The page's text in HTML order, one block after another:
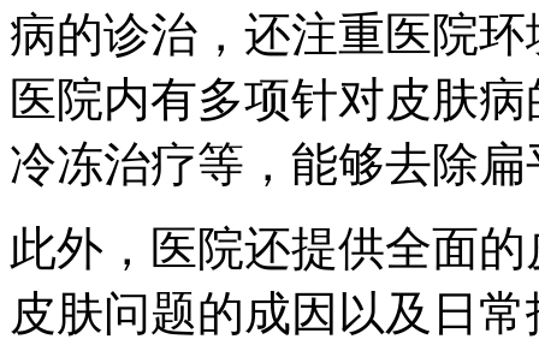
病的诊治，还注重医院
医院内有多项针对皮肤
冷冻治疗等，能够去除
此外，医院还提供全面
皮肤问题的成因以及日